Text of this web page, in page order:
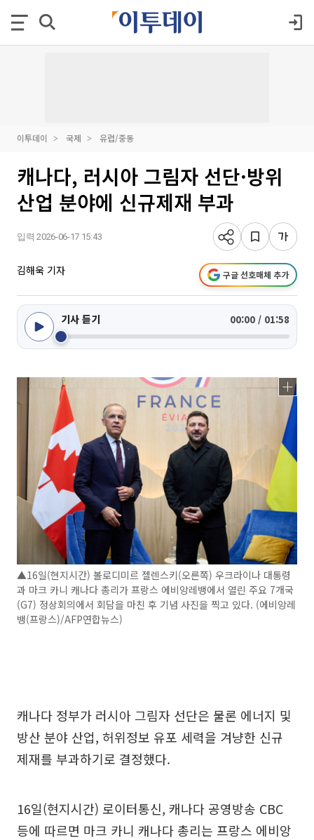
이투데이 국제 유럽/중동
캐나다, 러시아 그림자 선단·방위
산업 분야에 신규제재 부과
입력 2026-06-17 15:43
김해욱 기자 구글 선호매체 추가
기사 듣기 00:00 / 01:58
▲16일(현지시간) 볼로디미르 젤렌스키(오른쪽) 우크라이나 대통령
과 마크 카니 캐나다 총리가 프랑스 에비앙레뱅에서 열린 주요 7개국
(G7) 정상회의에서 회담을 마친 후 기념 사진을 찍고 있다. (에비앙레
뱅(프랑스)/AFP연합뉴스)
캐나다 정부가 러시아 그림자 선단은 물론 에너지 및
방산 분야 산업, 허위정보 유포 세력을 겨냥한 신규
제재를 부과하기로 결정했다.
16일(현지시간) 로이터통신, 캐나다 공영방송 CBC
등에 따르면 마크 카니 캐나다 총리는 프랑스 에비앙